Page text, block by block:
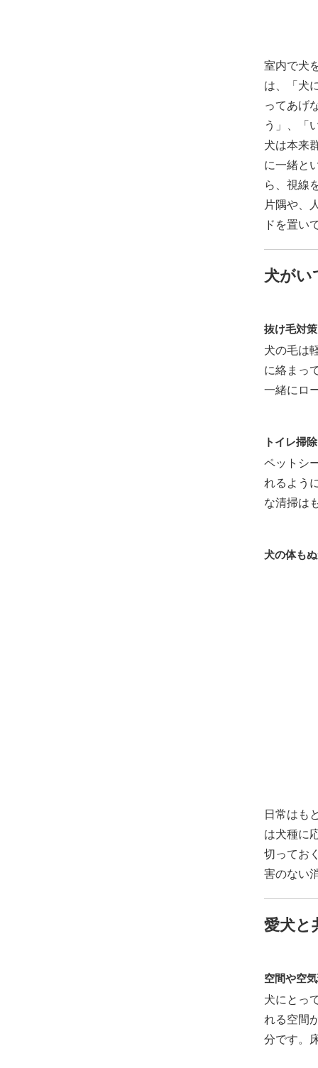
室内で犬
は、「犬
ってあげ
う」、「
犬は本来
に一緒と
ら、視線
片隅や、
ドを置い
犬がい
抜け毛対
犬の毛は
に絡まっ
一緒にロ
トイレ掃
ペットシ
れるよう
な清掃は
犬の体も
日常はも
は犬種に
切ってお
害のない
愛犬と
空間や空
犬にとっ
れる空間
分です。